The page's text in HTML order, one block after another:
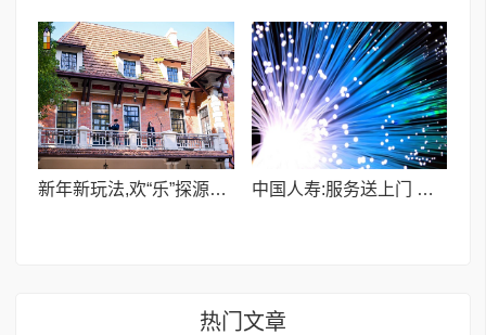
新年新玩法,欢“乐”探源徐家汇 中国人寿:服务送上门 关爱零距离
热门文章